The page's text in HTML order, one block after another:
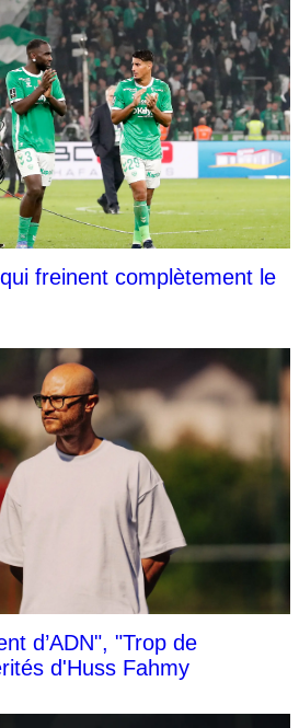
freinent complètement le
d’ADN", "Trop de
d'Huss Fahmy